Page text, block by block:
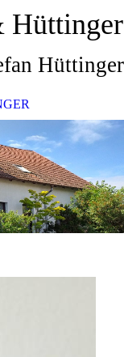
Hüttinger
Hüttinger